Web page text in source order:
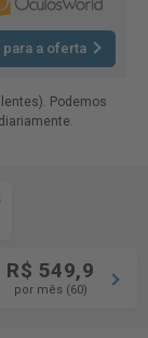
para a oferta
Podemos
R$ 549,9
por mês (60)